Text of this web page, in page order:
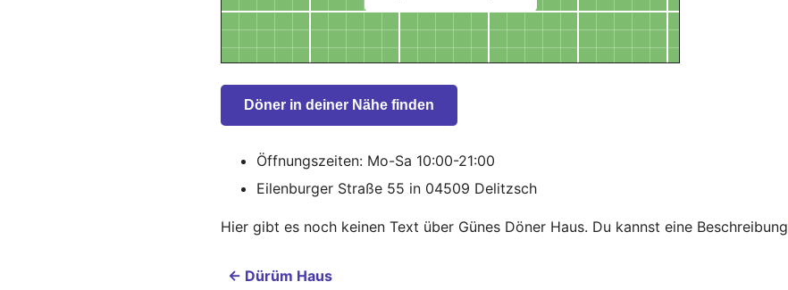
Döner in deiner Nähe finden
Öffnungszeiten: Mo-Sa 10:00-21:00
Eilenburger Straße 55 in 04509 Delitzsch
Hier gibt es noch keinen Text über Günes Döner Haus. Du kannst eine Beschreibung
← Dürüm Haus